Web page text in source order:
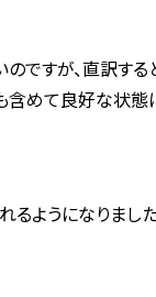
すが、直訳すると
めて良好な状態
ようになりまし